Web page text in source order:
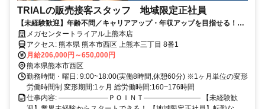
TRIALの販売接客スタッフ 地域限定正社員
【未経験歓迎】年齢不問／キャリアアップ・年収アップを目指せる！／
小売業等の経験が活かせる／週休二日制／昇給・賞与あり／福利厚生充
実
メガセンタートライアル上熊本店
アクセス: 熊本県 熊本市西区 上熊本三丁目 8番1
月給206,000円～650,000円
熊本県熊本市西区
勤務時間・曜日: 9:00~18:00(実働8時間,休憩60分) ※1ヶ月単位の変形
労働時間制 変形期間:1ヶ月 総労働時間:160~176時間
仕事内容: ―――――――ＰＯＩＮＴ―――――――― 【未経験歓